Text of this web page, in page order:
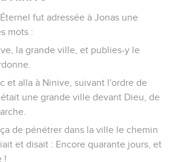
fut adressée à Jonas une
mots :
la grande ville, et publies-y le
et alla à Ninive, suivant l'ordre de
une grande ville devant Dieu, de
de pénétrer dans la ville le chemin
et disait : Encore quarante jours, et
!